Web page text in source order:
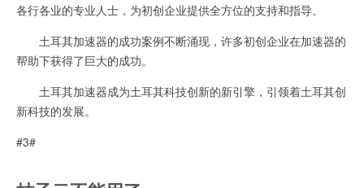
各行各业的专业人士，为初创企业提供全方位的支持和指导。
土耳其加速器的成功案例不断涌现，许多初创企业在加速器的
帮助下获得了巨大的成功。
土耳其加速器成为土耳其科技创新的新引擎，引领着土耳其创
新科技的发展。
#3#